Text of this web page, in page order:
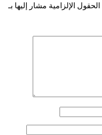
الحقول الإلزامية مشار إليها بـ